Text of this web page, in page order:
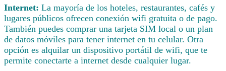
Internet: La mayoría de los hoteles, restaurantes, cafés y
lugares públicos ofrecen conexión wifi gratuita o de pago.
También puedes comprar una tarjeta SIM local o un plan
de datos móviles para tener internet en tu celular. Otra
opción es alquilar un dispositivo portátil de wifi, que te
permite conectarte a internet desde cualquier lugar.